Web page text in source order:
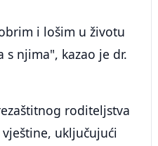
i lošim u životu
njima", kazao je dr.
roditeljstva
uključujući